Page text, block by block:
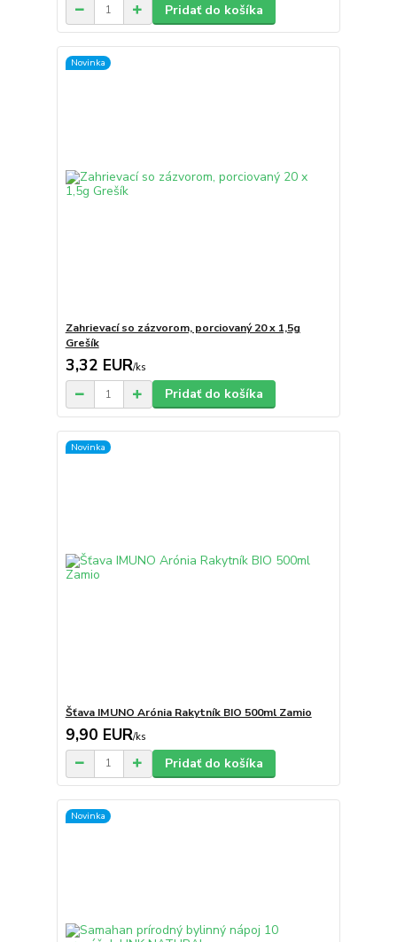
Pridať do košíka
Novinka
Zahrievací so zázvorom, porciovaný 20 x 1,5g
Grešík
3,32 EUR/ks
Pridať do košíka
Novinka
Šťava IMUNO Arónia Rakytník BIO 500ml Zamio
9,90 EUR/ks
Pridať do košíka
Novinka